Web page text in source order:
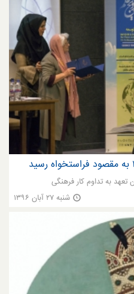
به تداوم کار فرهنگی
شنبه ۲۷ آبان ۱۳۹۶